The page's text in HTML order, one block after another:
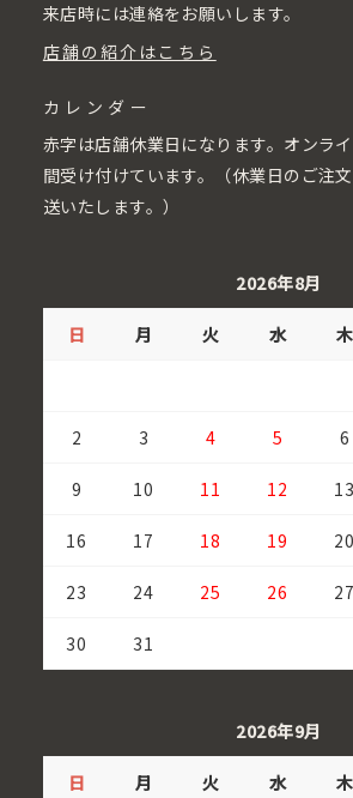
来店時には連絡をお願いします。
店舗の紹介はこちら
カレンダー
赤字は店舗休業日になります。オンラ
間受け付けています。（休業日のご注
送いたします。）
2026年8月
日 月 火 水 木
2 3 4 5 6
9 10 11 12 13
16 17 18 19 20
23 24 25 26 27
30 31
2026年9月
日 月 火 水 木